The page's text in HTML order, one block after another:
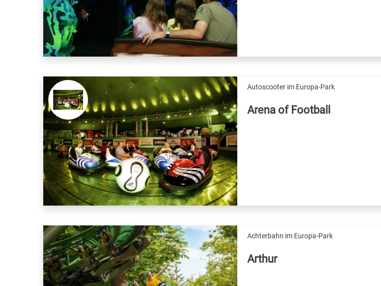
Autoscooter im Europa-Park
Arena of Football
Achterbahn im Europa-Park
Arthur